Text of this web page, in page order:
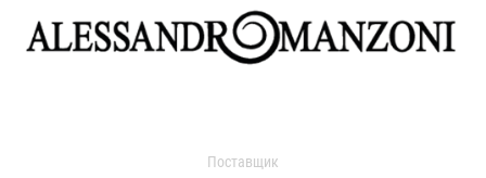
Поставщик